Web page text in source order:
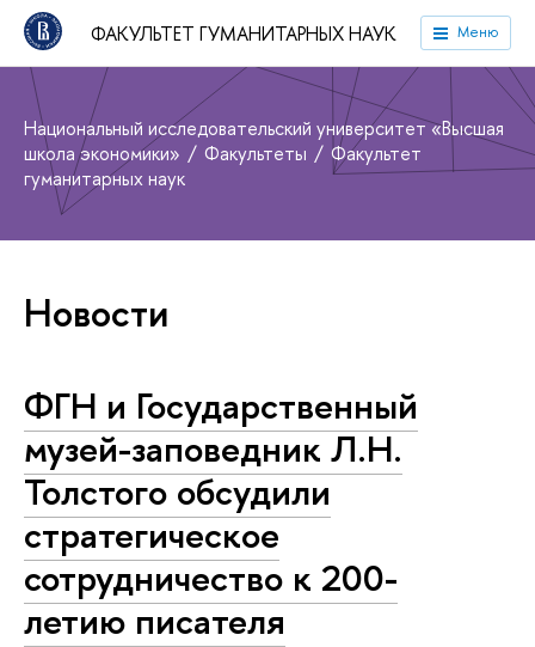
ФАКУЛЬТЕТ ГУМАНИТАРНЫХ НАУК Меню
Национальный исследовательский университет «Высшая
школа экономики»
Факультеты
Факультет
гуманитарных наук
Новости
ФГН и Государственный
музей-заповедник Л.Н.
Толстого обсудили
стратегическое
сотрудничество к 200-
летию писателя